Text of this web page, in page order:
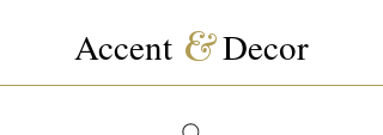
Accent &Decor